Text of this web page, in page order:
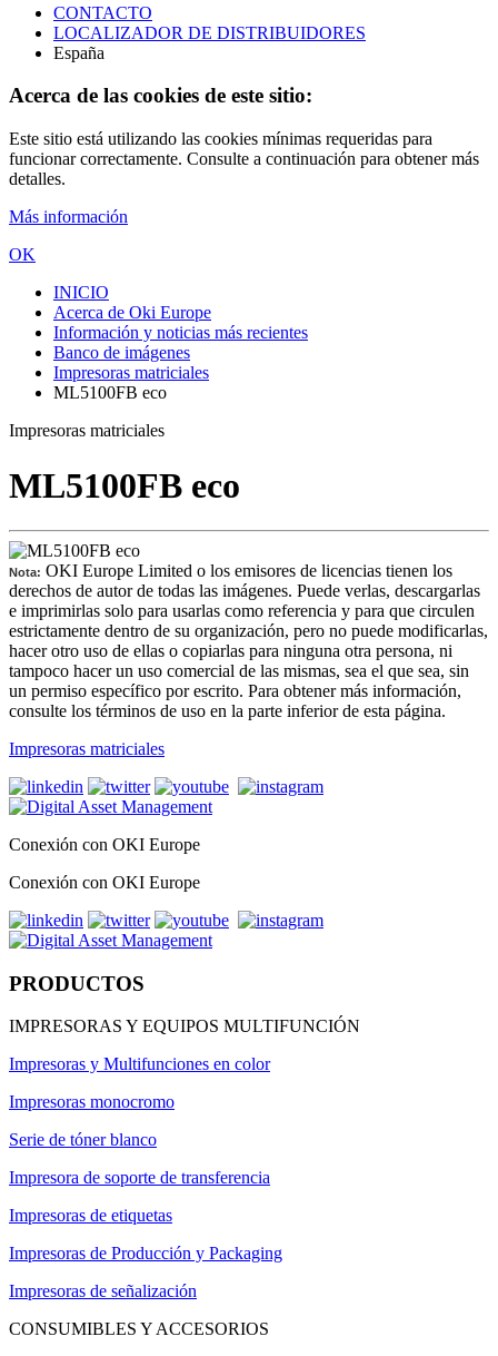
CONTACTO
LOCALIZADOR DE DISTRIBUIDORES
España
Acerca de las cookies de este sitio:
Este sitio está utilizando las cookies mínimas requeridas para
funcionar correctamente. Consulte a continuación para obtener más
detalles.
Más información
OK
INICIO
Acerca de Oki Europe
Información y noticias más recientes
Banco de imágenes
Impresoras matriciales
ML5100FB eco
Impresoras matriciales
ML5100FB eco
Nota: OKI Europe Limited o los emisores de licencias tienen los
derechos de autor de todas las imágenes. Puede verlas, descargarlas
e imprimirlas solo para usarlas como referencia y para que circulen
estrictamente dentro de su organización, pero no puede modificarlas,
hacer otro uso de ellas o copiarlas para ninguna otra persona, ni
tampoco hacer un uso comercial de las mismas, sea el que sea, sin
un permiso específico por escrito. Para obtener más información,
consulte los términos de uso en la parte inferior de esta página.
Impresoras matriciales
Conexión con OKI Europe
Conexión con OKI Europe
PRODUCTOS
IMPRESORAS Y EQUIPOS MULTIFUNCIÓN
Impresoras y Multifunciones en color
Impresoras monocromo
Serie de tóner blanco
Impresora de soporte de transferencia
Impresoras de etiquetas
Impresoras de Producción y Packaging
Impresoras de señalización
CONSUMIBLES Y ACCESORIOS